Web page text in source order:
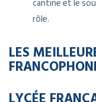
cantine et le
rôle.
LES
LYCÉE